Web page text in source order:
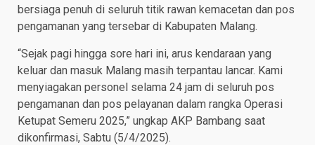
bersiaga penuh di seluruh titik rawan kemacetan dan pos
pengamanan yang tersebar di Kabupaten Malang.
“Sejak pagi hingga sore hari ini, arus kendaraan yang
keluar dan masuk Malang masih terpantau lancar. Kami
menyiagakan personel selama 24 jam di seluruh pos
pengamanan dan pos pelayanan dalam rangka Operasi
Ketupat Semeru 2025,” ungkap AKP Bambang saat
dikonfirmasi, Sabtu (5/4/2025).